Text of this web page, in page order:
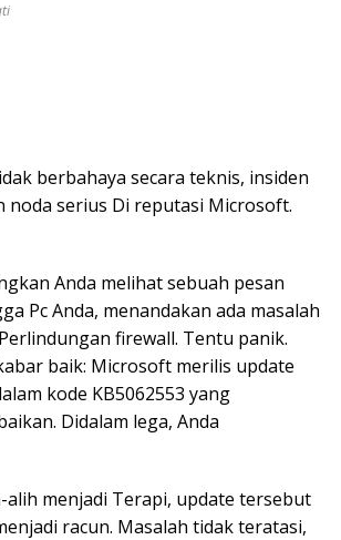
berbahaya secara teknis, insiden
noda serius Di reputasi Microsoft.
Anda melihat sebuah pesan
Pc Anda, menandakan ada masalah
firewall. Tentu panik.
baik: Microsoft merilis update
kode KB5062553 yang
Didalam lega, Anda
alih menjadi Terapi, update tersebut
racun. Masalah tidak teratasi,